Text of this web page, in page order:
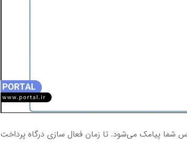
شما پیامک می‌شود. تا زمان فعال سازی درگاه پرداخت